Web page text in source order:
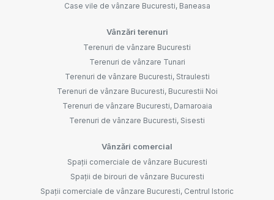
Case vile de vânzare Bucuresti, Baneasa
Vânzări terenuri
Terenuri de vânzare Bucuresti
Terenuri de vânzare Tunari
Terenuri de vânzare Bucuresti, Straulesti
Terenuri de vânzare Bucuresti, Bucurestii Noi
Terenuri de vânzare Bucuresti, Damaroaia
Terenuri de vânzare Bucuresti, Sisesti
Vânzări comercial
Spații comerciale de vânzare Bucuresti
Spații de birouri de vânzare Bucuresti
Spații comerciale de vânzare Bucuresti, Centrul Istoric